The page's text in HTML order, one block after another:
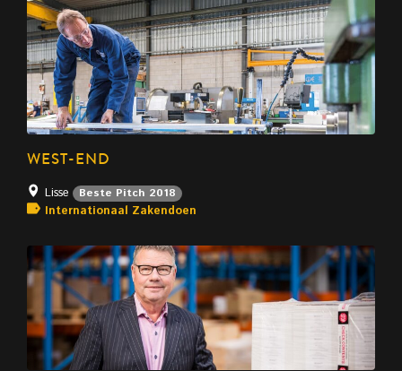
WEST-END
Lisse Beste Pitch 2018
Internationaal Zakendoen